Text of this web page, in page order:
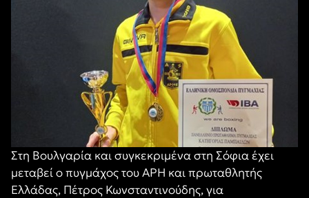
Στη Βουλγαρία και συγκεκριμένα στη Σόφια έχει
μεταβεί ο πυγμάχος του ΑΡΗ και πρωταθλητής
Ελλάδας, Πέτρος Κωνσταντινούδης, για